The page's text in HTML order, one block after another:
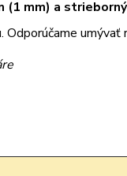
mm) a
Odporúčame